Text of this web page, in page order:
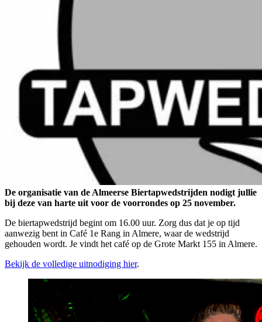
De organisatie van de Almeerse Biertapwedstrijden nodigt jullie
bij deze van harte uit voor de voorrondes op 25 november.
De biertapwedstrijd begint om 16.00 uur. Zorg dus dat je op tijd
aanwezig bent in Café 1e Rang in Almere, waar de wedstrijd
gehouden wordt. Je vindt het café op de Grote Markt 155 in Almere.
Bekijk de volledige uitnodiging hier.